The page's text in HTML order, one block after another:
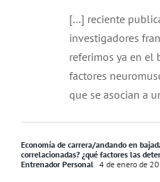
[…] reciente
investigadores
referimos ya en el
factores
que se asocian a
Economía de carrera/andando en
correlacionadas? ¿qué factores las
Entrenador Personal 4 de enero de